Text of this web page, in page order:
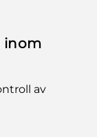
inom
av